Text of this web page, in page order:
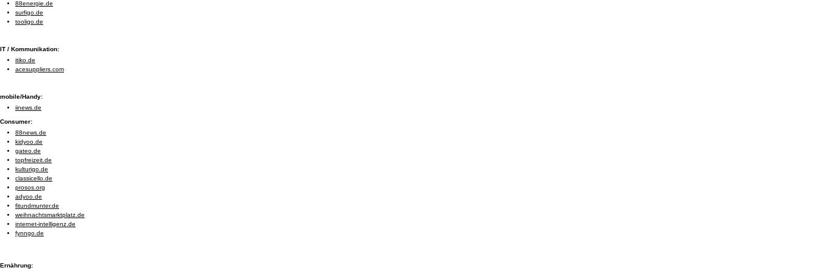
88energie.de
surfigo.de
tooligo.de
IT / Kommunikation:
itiko.de
acesuppliers.com
mobile/Handy:
iinews.de
Consumer:
88news.de
kidyoo.de
gateo.de
topfreizeit.de
kulturigo.de
classicello.de
prosos.org
adyoo.de
fitundmunter.de
weihnachtsmarktplatz.de
internet-intelligenz.de
fynngo.de
Ernährung: